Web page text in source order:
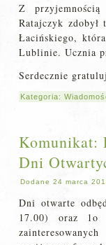
Z
Ratajczyk
Łacińskiego,
Lublinie. Ucznia
Serdecznie
Kategoria:
Komunikat:
Dni
Dodane 24 marca
Dni otwarte
17.00) oraz 1o